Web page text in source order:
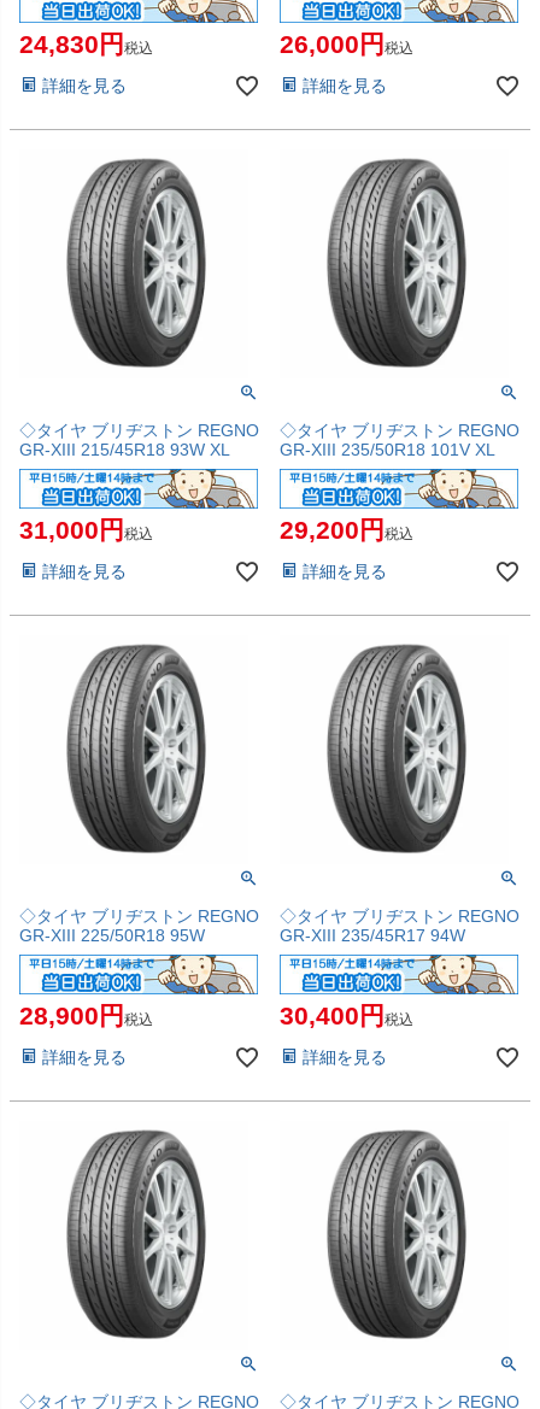
24,830 税込
詳細を見る
26,000 税込
詳細を見る
◇タイヤ ブリヂストン REGNO
GR-XIII 215/45R18 93W XL
31,000 税込
詳細を見る
◇タイヤ ブリヂストン REGNO
GR-XIII 235/50R18 101V XL
29,200 税込
詳細を見る
◇タイヤ ブリヂストン REGNO
GR-XIII 225/50R18 95W
28,900 税込
詳細を見る
◇タイヤ ブリヂストン REGNO
GR-XIII 235/45R17 94W
30,400 税込
詳細を見る
◇タイヤ ブリヂストン REGNO ◇タイヤ ブリヂストン REGNO